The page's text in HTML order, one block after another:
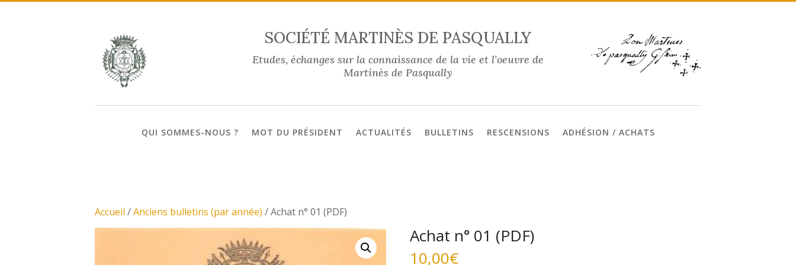
SOCIÉTÉ MARTINÈS DE PASQUALLY
Etudes, échanges sur la connaissance de la vie et l’oeuvre de
Martinès de Pasqually
QUI SOMMES-NOUS ? MOT DU PRÉSIDENT ACTUALITÉS BULLETINS RESCENSIONS ADHÉSION / ACHATS
Accueil /Anciens bulletins (par année) / Achat n° 01 (PDF)
Achat n° 01 (PDF)
10,00€